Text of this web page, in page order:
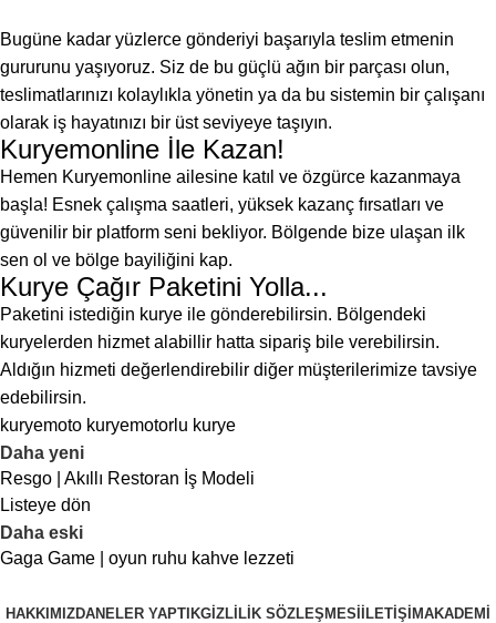
Bugüne kadar yüzlerce gönderiyi başarıyla teslim etmenin
gururunu yaşıyoruz. Siz de bu güçlü ağın bir parçası olun,
teslimatlarınızı kolaylıkla yönetin ya da bu sistemin bir çalışanı
olarak iş hayatınızı bir üst seviyeye taşıyın.
Kuryemonline İle Kazan!
Hemen Kuryemonline ailesine katıl ve özgürce kazanmaya
başla! Esnek çalışma saatleri, yüksek kazanç fırsatları ve
güvenilir bir platform seni bekliyor. Bölgende bize ulaşan ilk
sen ol ve bölge bayiliğini kap.
Kurye Çağır Paketini Yolla...
Paketini istediğin kurye ile gönderebilirsin. Bölgendeki
kuryelerden hizmet alabillir hatta sipariş bile verebilirsin.
Aldığın hizmeti değerlendirebilir diğer müşterilerimize tavsiye
edebilirsin.
kuryemoto kuryemotorlu kurye
Daha yeni
Resgo | Akıllı Restoran İş Modeli
Listeye dön
Daha eski
Gaga Game | oyun ruhu kahve lezzeti
HAKKIMIZDANELER YAPTIKGIZLILIK SÖZLEŞMESIİLETIŞIMAKADEMI